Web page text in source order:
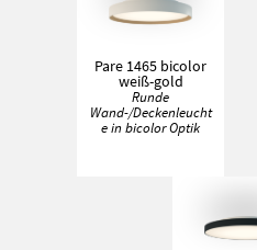
Pare 1465 bicolor
weiß-gold
Runde
Wand-/Deckenleucht
e in bicolor Optik